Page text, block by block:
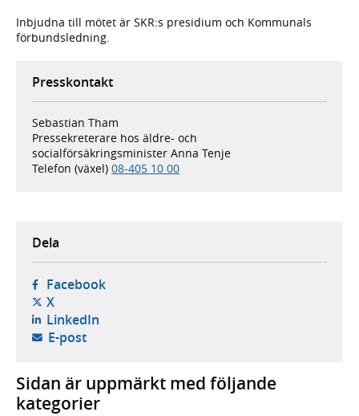
Inbjudna till mötet är SKR:s presidium och Kommunals
förbundsledning.
Presskontakt
Sebastian Tham
Pressekreterare hos äldre- och
socialförsäkringsminister Anna Tenje
Telefon (växel) 08-405 10 00
Dela
Facebook- öppnas i ny flik, extern webbplats,
X- öppnas i ny flik, extern webbplats,
LinkedIn- öppnas i ny flik, extern webbplats,
E-post- öppnar din e-postklient,
Sidan är uppmärkt med följande
kategorier